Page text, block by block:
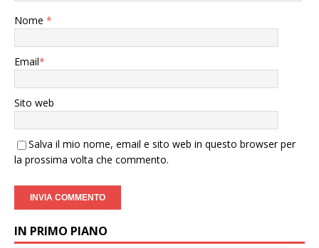
Nome *
Email*
Sito web
Salva il mio nome, email e sito web in questo browser per
la prossima volta che commento.
IN PRIMO PIANO